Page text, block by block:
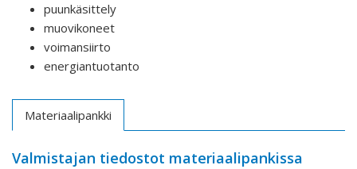
puunkäsittely
muovikoneet
voimansiirto
energiantuotanto
Materiaalipankki
Valmistajan tiedostot materiaalipankissa